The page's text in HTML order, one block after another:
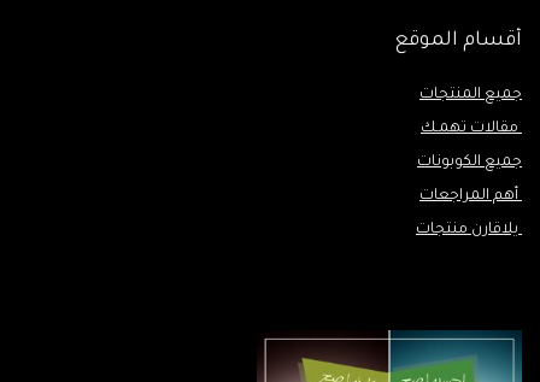
أقسام الموقع
جميع المنتجات
مقالات تهمـك
جميع الكوبونات
أهم المراجعات
يلاقارن منتجات